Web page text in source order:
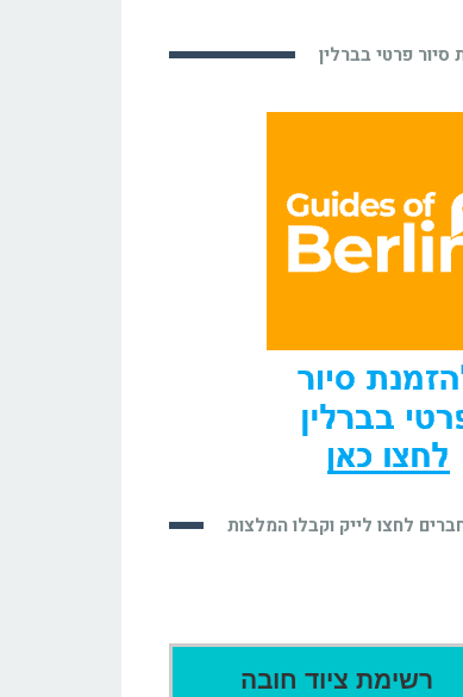
סיור פרטי בברלין
לחצו לייק וקבלו המלצות
רשימת ציוד חובה